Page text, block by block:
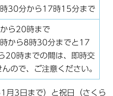
時30分から17時15分まで
ら20時まで
から8時30分までと17
20時までの間は、即時交
ので、ご注意ください。
月3日まで）と祝日（さくら